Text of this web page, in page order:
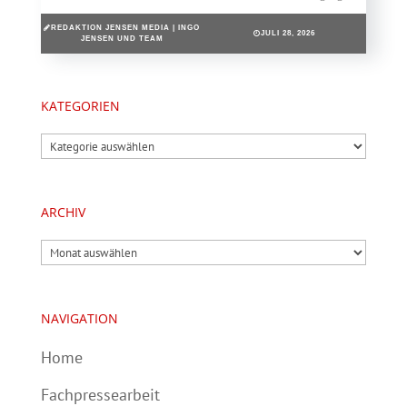
REDAKTION JENSEN MEDIA | INGO
JENSEN UND TEAM
JULI 28, 2026
KATEGORIEN
Kategorien
ARCHIV
Archiv
NAVIGATION
Home
Fachpressearbeit